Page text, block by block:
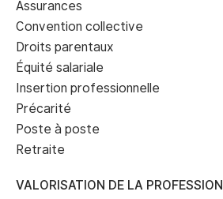
Assurances
Convention collective
Droits parentaux
Équité salariale
Insertion professionnelle
Précarité
Poste à poste
Retraite
VALORISATION DE LA PROFESSION